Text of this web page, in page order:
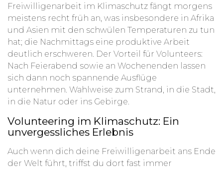
Freiwilligenarbeit im Klimaschutz fängt morgens
meistens recht früh an, was insbesondere in Afrika
und Asien mit den schwülen Temperaturen zu tun
hat; die Nachmittags eine produktive Arbeit
deutlich erschweren. Der Vorteil für Volunteers:
Nach Feierabend sowie an Wochenenden lassen
sich dann noch spannende Ausflüge
unternehmen. Wahlweise zum Strand, in die Stadt,
in die Natur oder ins Gebirge.
Volunteering im Klimaschutz: Ein
unvergessliches Erlebnis
Auch wenn dich deine Freiwilligenarbeit ans Ende
der Welt führt, triffst du dort fast immer